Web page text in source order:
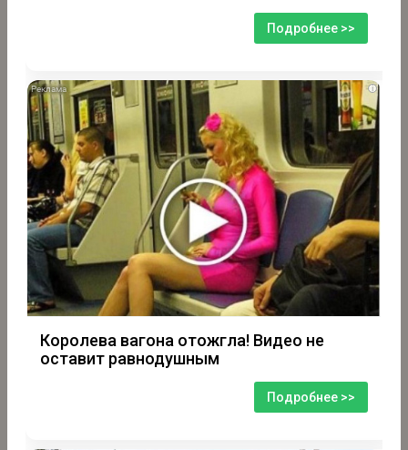
Подробнее >>
i
Королева вагона отожгла! Видео не
оставит равнодушным
Подробнее >>